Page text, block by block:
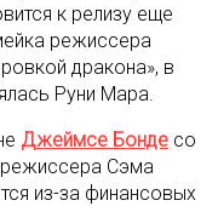
к релизу еще
режиссера
дракона», в
Руни Мара.
Джеймсе Бонде со
режиссера Сэма
из-за финансовых